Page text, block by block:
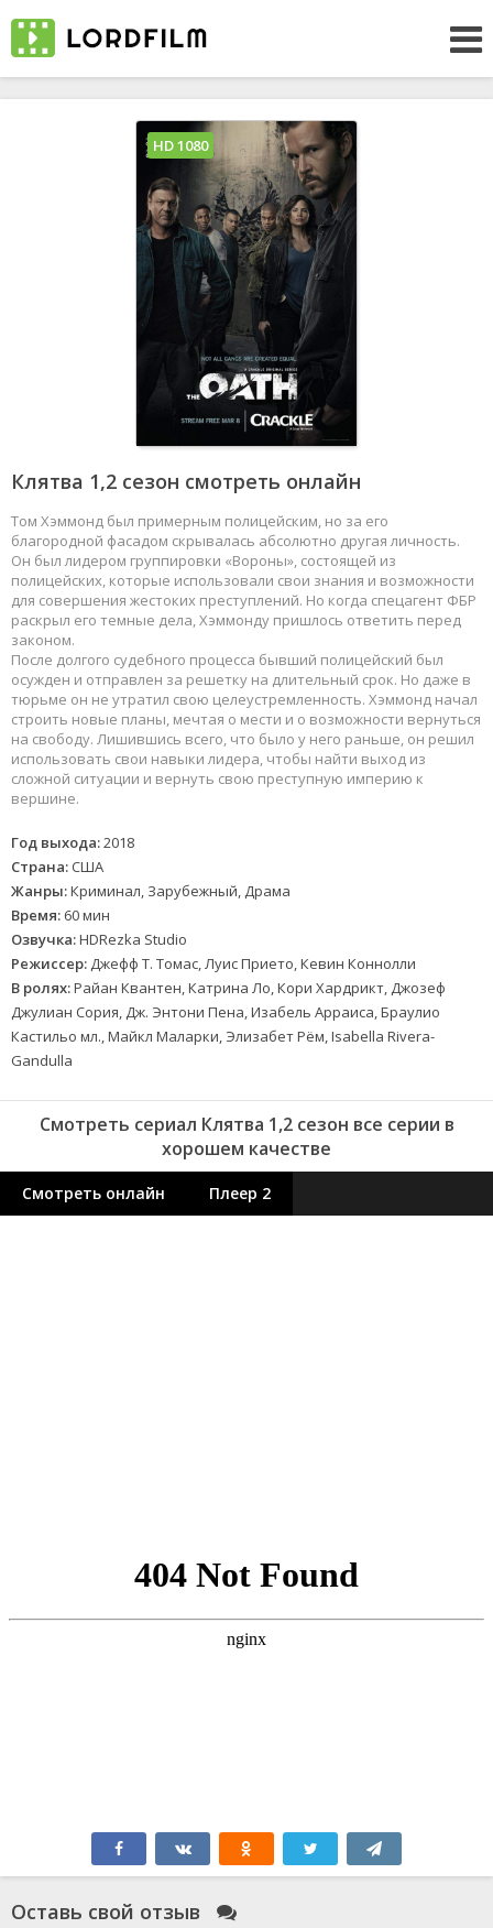
Клятва 1,2 сезон смотреть онлайн
Том Хэммонд был примерным полицейским, но за его
благородной фасадом скрывалась абсолютно другая личность.
Он был лидером группировки «Вороны», состоящей из
полицейских, которые использовали свои знания и возможности
для совершения жестоких преступлений. Но когда спецагент ФБР
раскрыл его темные дела, Хэммонду пришлось ответить перед
законом.
После долгого судебного процесса бывший полицейский был
осужден и отправлен за решетку на длительный срок. Но даже в
тюрьме он не утратил свою целеустремленность. Хэммонд начал
строить новые планы, мечтая о мести и о возможности вернуться
на свободу. Лишившись всего, что было у него раньше, он решил
использовать свои навыки лидера, чтобы найти выход из
сложной ситуации и вернуть свою преступную империю к
вершине.
Год выхода:2018
Страна: США
Жанры:Криминал, Зарубежный, Драма
Время: 60 мин
Озвучка:HDRezka Studio
Режиссер: Джефф Т. Томас, Луис Прието, Кевин Коннолли
В ролях:Райан Квантен, Катрина Ло, Кори Хардрикт, Джозеф
Джулиан Сория, Дж. Энтони Пена, Изабель Арраиса, Браулио
Кастильо мл., Майкл Маларки, Элизабет Рём, Isabella Rivera-
Gandulla
HD 1080
Смотреть сериал Клятва 1,2 сезон все серии в
хорошем качестве
Смотреть онлайн Плеер 2
Оставь свой отзыв